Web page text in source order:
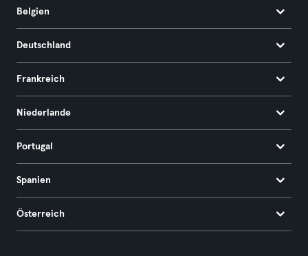
Belgien
Deutschland
Frankreich
Niederlande
Portugal
Spanien
Österreich